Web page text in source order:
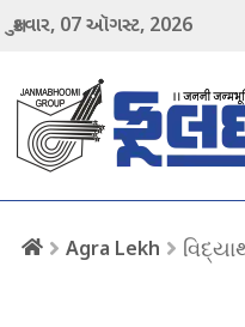
શુક્રવાર, 07ઑગસ્ટ, 2026
Agra Lekh